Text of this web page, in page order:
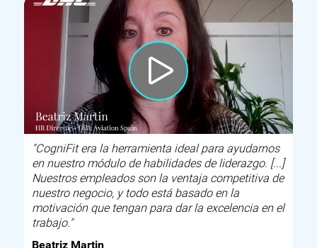
"CogniFit era la herramienta ideal para ayudarnos
en nuestro módulo de habilidades de liderazgo. [...]
Nuestros empleados son la ventaja competitiva de
nuestro negocio, y todo está basado en la
motivación que tengan para dar la excelencia en el
trabajo."
Beatriz Martin